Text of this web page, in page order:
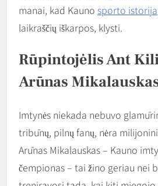
manai, kad Kauno sporto istorija
laikraščių iškarpos, klysti.
Rūpintojėlis Ant
Arūnas
Imtynės niekada nebuvo
tribūnų, pilnų fanų, nėra
Arūnas Mikalauskas – Kauno
čempionas – tai žino geriau nei